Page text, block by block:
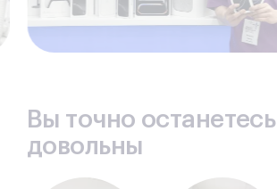
Вы точно останетесь
довольны